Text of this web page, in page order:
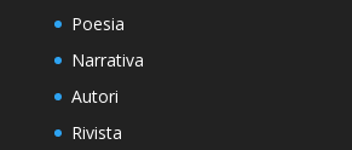
Poesia
Narrativa
Autori
Rivista